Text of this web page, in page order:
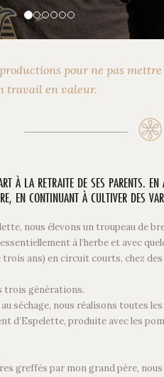
pour ne pas
travail en valeur.
À LA RETRAITE DE SES PARENTS.
EN CONTINUANT À CULTIVER DES
nous élevons un troupeau de
à l’herbe et avec
ans) en circuit courts, chez
trois générations.
séchage, nous réalisons toutes
d’Espelette, produite avec les
greffés par mon grand père,